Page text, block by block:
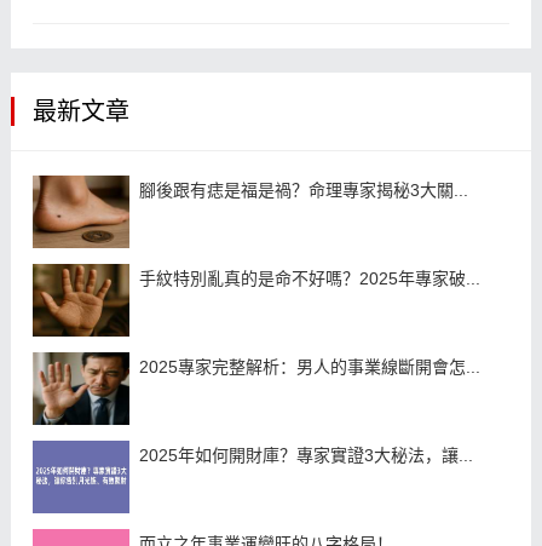
最新文章
腳後跟有痣是福是禍？命理專家揭秘3大關...
手紋特別亂真的是命不好嗎？2025年專家破...
2025專家完整解析：男人的事業線斷開會怎...
2025年如何開財庫？專家實證3大秘法，讓...